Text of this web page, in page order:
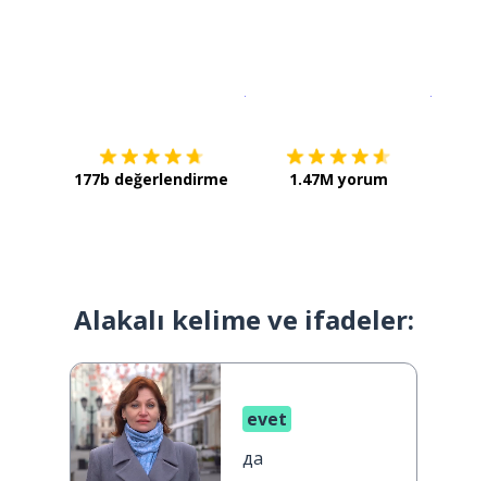
177b değerlendirme 1.47M yorum
Alakalı kelime ve ifadeler:
evet
да